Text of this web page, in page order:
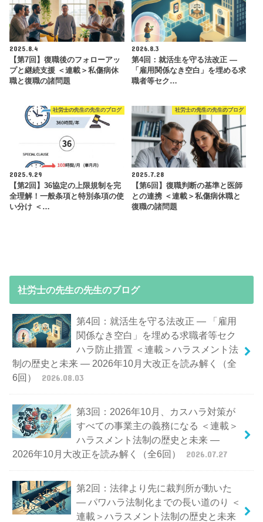
2025.8.4
【第7回】復職後のフォローアッ
プと継続支援 ＜連載＞私傷病休
職と復職の諸問題
2026.8.3
第4回：就活生を守る法改正 —
「雇用関係なき空白」を埋める求
職者等セク…
社労士の先生の先生のブログ
2025.9.29
【第2回】36協定の上限規制を完
全理解！一般条項と特別条項の使
い分け ＜…
社労士の先生の先生のブログ
2025.7.28
【第6回】復職判断の基準と医師
との連携 ＜連載＞私傷病休職と
復職の諸問題
社労士の先生の先生のブログ
第4回：就活生を守る法改正 — 「雇用
関係なき空白」を埋める求職者等セク
ハラ防止措置 ＜連載＞ハラスメント法
制の歴史と未来 — 2026年10月大改正を読み解く（全
6回）
2026.08.03
第3回：2026年10月、カスハラ対策が
すべての事業主の義務になる ＜連載＞
ハラスメント法制の歴史と未来 —
2026年10月大改正を読み解く（全6回）
2026.07.27
第2回：法律より先に裁判所が動いた
— パワハラ法制化までの長い道のり ＜
連載＞ハラスメント法制の歴史と未来